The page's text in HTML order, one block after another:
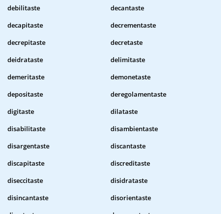
debilitaste
decantaste
decapitaste
decrementaste
decrepitaste
decretaste
deidrataste
delimitaste
demeritaste
demonetaste
depositaste
deregolamentaste
digitaste
dilataste
disabilitaste
disambientaste
disargentaste
discantaste
discapitaste
discreditaste
diseccitaste
disidrataste
disincantaste
disorientaste